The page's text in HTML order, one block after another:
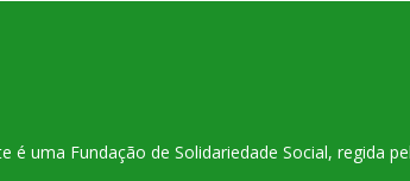
é uma Fundação de Solidariedade Social, regida